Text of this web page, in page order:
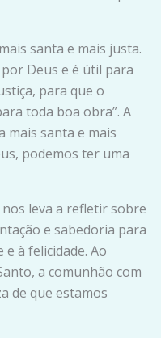
santa e mais justa.
Deus e é útil para
para que o
toda boa obra”. A
mais santa e mais
podemos ter uma
leva a refletir sobre
e sabedoria para
à felicidade. Ao
a comunhão com
de que estamos